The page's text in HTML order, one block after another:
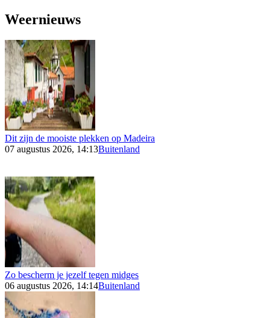
Weernieuws
Dit zijn de mooiste plekken op Madeira
07 augustus 2026, 14:13Buitenland
Zo bescherm je jezelf tegen midges
06 augustus 2026, 14:14Buitenland